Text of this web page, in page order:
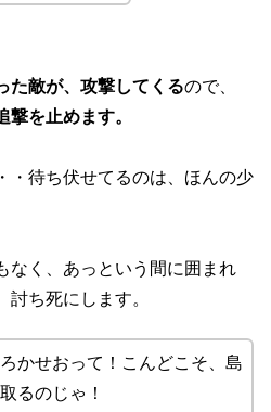
た敵が、攻撃してくるので、
撃を止めます。
・待ち伏せてるのは、ほんの少
なく、あっという間に囲まれ
ち死にします。
かせおって！こんどこそ、島
るのじゃ！